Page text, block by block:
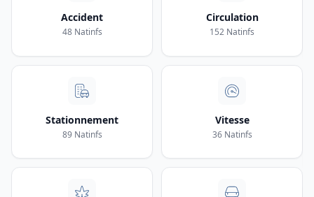
Accident
48 Natinfs
Circulation
152 Natinfs
Stationnement
89 Natinfs
Vitesse
36 Natinfs